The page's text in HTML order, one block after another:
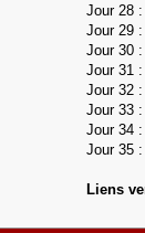
Jour 28
Jour 29 :
Jour 30
Jour 31 :
Jour 32
Jour 33
Jour 34
Jour 35
Liens